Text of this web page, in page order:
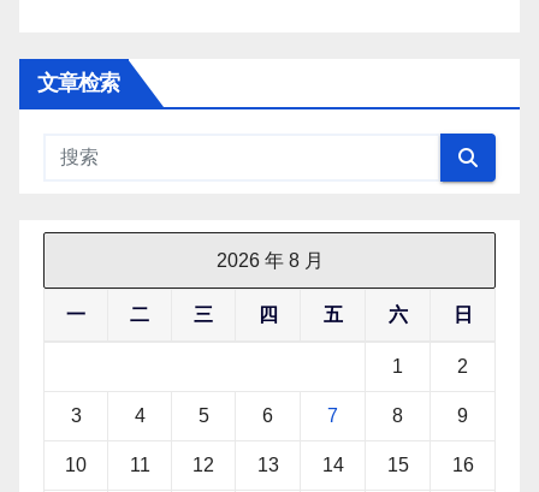
文章检索
2026 年 8 月
一 二 三 四 五 六 日
1 2
3 4 5 6 7 8 9
10 11 12 13 14 15 16